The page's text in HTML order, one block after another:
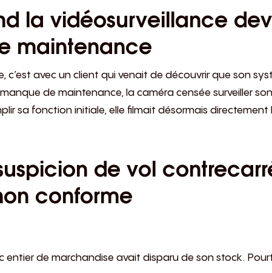
la vidéosurveillance
maintenance
c’est avec un client qui venait de découvrir que son
de maintenance, la caméra censée surveiller
sa fonction initiale, elle filmait désormais directement
de vol
conforme
entier de marchandise avait disparu de son stock.